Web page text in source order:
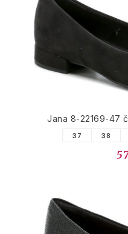
Jana 8-22169-47
37 38